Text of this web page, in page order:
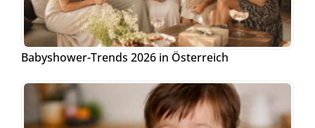
Babyshower-Trends 2026 in Österreich